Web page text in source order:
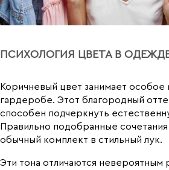
ПСИХОЛОГИЯ ЦВЕТА В
Коричневый цвет занимает
гардеробе. Этот благородный
способен подчеркнуть
Правильно подобранные
обычный комплект в стильный лук.
Эти тона отличаются невероятным